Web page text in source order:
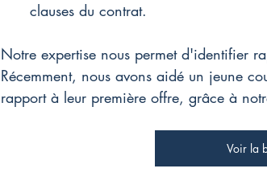
clauses du contrat.
Notre expertise nous permet d'identifier
Récemment, nous avons aidé un jeune
rapport à leur première offre, grâce à
Voir la